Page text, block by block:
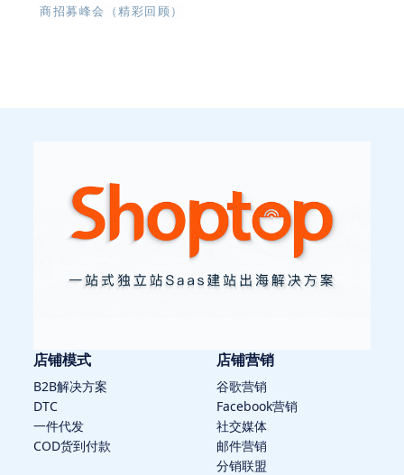
商招募峰会（精彩回顾）
店铺模式
B2B解决方案
DTC
一件代发
COD货到付款
店铺营销
谷歌营销
Facebook营销
社交媒体
邮件营销
分销联盟